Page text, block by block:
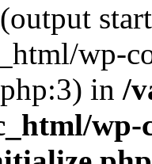
wp-
in /
wp-